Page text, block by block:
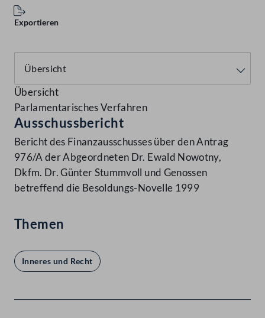
Exportieren
Übersicht
Parlamentarisches Verfahren
Ausschussbericht
Bericht des Finanzausschusses über den Antrag
976/A der Abgeordneten Dr. Ewald Nowotny,
Dkfm. Dr. Günter Stummvoll und Genossen
betreffend die Besoldungs-Novelle 1999
Themen
Inneres und Recht